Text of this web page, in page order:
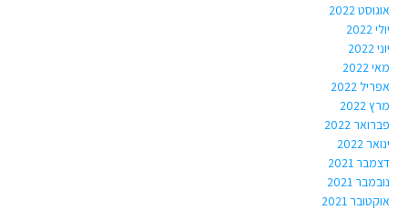
אוגוסט 2022
יולי 2022
יוני 2022
מאי 2022
אפריל 2022
מרץ 2022
פברואר 2022
ינואר 2022
דצמבר 2021
נובמבר 2021
אוקטובר 2021